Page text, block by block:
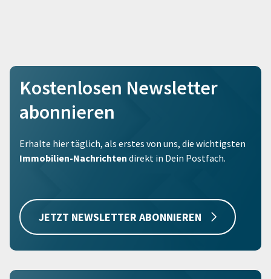
Kostenlosen Newsletter
abonnieren
Erhalte hier täglich, als erstes von uns, die wichtigsten
Immobilien-Nachrichten direkt in Dein Postfach.
JETZT NEWSLETTER ABONNIEREN